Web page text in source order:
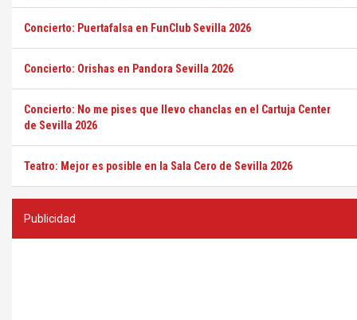
Concierto: Puertafalsa en FunClub Sevilla 2026
Concierto: Orishas en Pandora Sevilla 2026
Concierto: No me pises que llevo chanclas en el Cartuja Center
de Sevilla 2026
Teatro: Mejor es posible en la Sala Cero de Sevilla 2026
Publicidad